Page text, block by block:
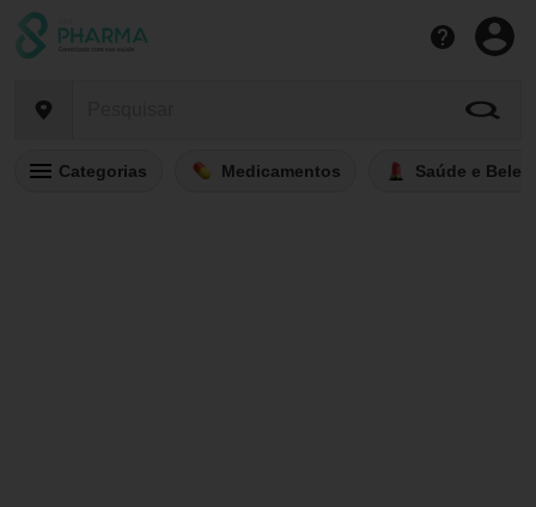
Categorias Medicamentos Saúde e